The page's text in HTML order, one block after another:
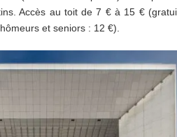
Accès au toit de 7 € à 15 €
et seniors : 12 €).